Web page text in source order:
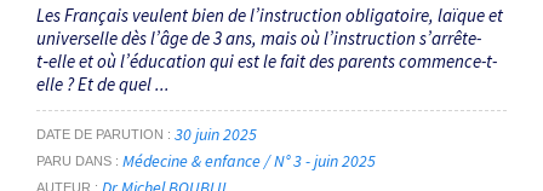
Les Français veulent bien de l’instruction obligatoire, laïque et
universelle dès l’âge de 3 ans, mais où l’instruction s’arrête-
t‑elle et où l’éducation qui est le fait des parents commence-t-
elle ? Et de quel ...
DATE DE PARUTION 30 juin 2025
PARU DANS Médecine & enfance / N° 3 - juin 2025
AUTEUR